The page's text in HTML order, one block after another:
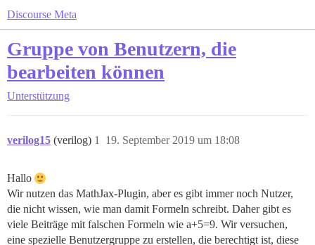
Discourse Meta
Gruppe von Benutzern, die
bearbeiten können
Unterstützung
verilog15 (verilog) 19. September 2019 um 18:08
1
Hallo
Wir nutzen das MathJax-Plugin, aber es gibt immer noch Nutzer,
die nicht wissen, wie man damit Formeln schreibt. Daher gibt es
viele Beiträge mit falschen Formeln wie a+5=9. Wir versuchen,
eine spezielle Benutzergruppe zu erstellen, die berechtigt ist, diese